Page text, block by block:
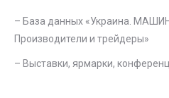
– База данных «Украина.
Производители и трейдеры»
– Выставки, ярмарки,